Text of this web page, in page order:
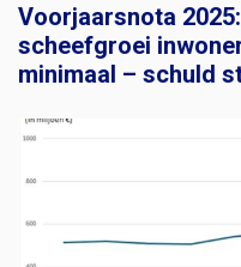
Voorjaarsnota
scheefgroei
minimaal – schuld